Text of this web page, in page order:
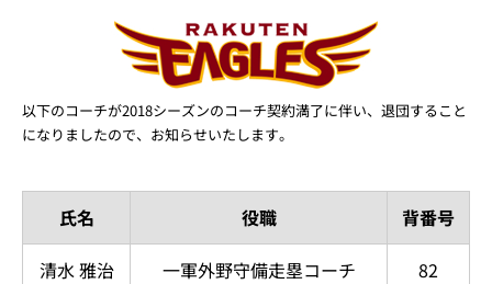
以下のコーチが2018シーズンのコーチ契約満了に伴い、退団すること
になりましたので、お知らせいたします。
氏名 役職
背番号
清水 雅治
一軍外野守備走塁コーチ 82